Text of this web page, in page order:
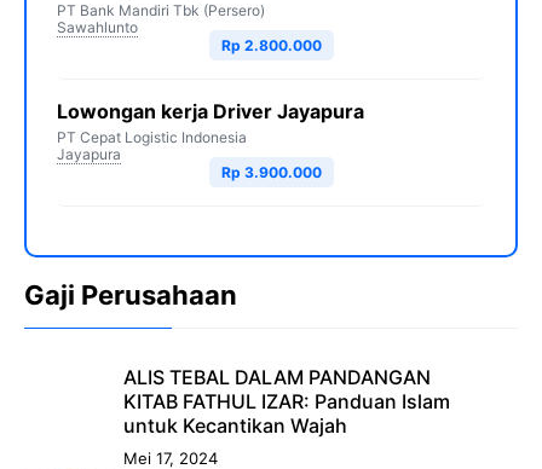
PT Bank Mandiri Tbk (Persero)
Sawahlunto
Rp 2.800.000
Lowongan kerja Driver Jayapura
PT Cepat Logistic Indonesia
Jayapura
Rp 3.900.000
Gaji Perusahaan
ALIS TEBAL DALAM PANDANGAN
KITAB FATHUL IZAR: Panduan Islam
untuk Kecantikan Wajah
Mei 17, 2024